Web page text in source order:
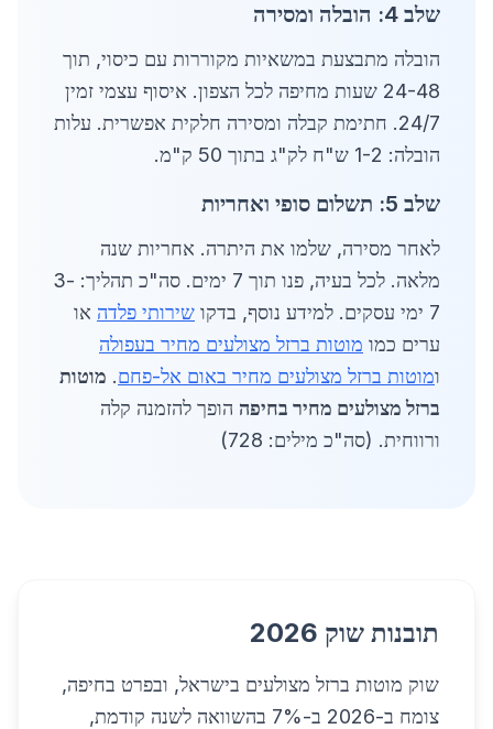
שלב 4: הובלה ומסירה
הובלה מתבצעת במשאיות מקוררות עם כיסוי, תוך
24-48 שעות מחיפה לכל הצפון. איסוף עצמי זמין
24/7. חתימת קבלה ומסירה חלקית אפשרית. עלות
הובלה: 1-2 ש"ח לק"ג בתוך 50 ק"מ.
שלב 5: תשלום סופי ואחריות
לאחר מסירה, שלמו את היתרה. אחריות שנה
מלאה. לכל בעיה, פנו תוך 7 ימים. סה"כ תהליך: 3-
7 ימי עסקים. למידע נוסף, בדקו
שירותי פלדה או
ערים כמו מוטות ברזל מצולעים מחיר בעפולה
ומוטות ברזל מצולעים מחיר באום אל-פחם. מוטות
ברזל מצולעים מחיר בחיפה הופך להזמנה קלה
ורווחית. (סה"כ מילים: 728)
תובנות שוק 2026
שוק מוטות ברזל מצולעים בישראל, ובפרט בחיפה,
צומח ב-2026 ב-7% בהשוואה לשנה קודמת,